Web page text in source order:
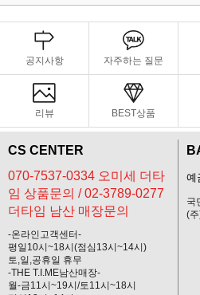
공지사항 자주하는 질문
리뷰 BEST상품
CS CENTER
070-7537-0334 오미세 더타
임 상품문의 / 02-3789-0277
더타임 남산 매장문의
-온라인고객센터-
평일10시~18시(점심13시~14시)
토,일,공휴일 휴무
-THE T.I.ME남산매장-
월-금11시~19시/토11시~18시
예
국
(